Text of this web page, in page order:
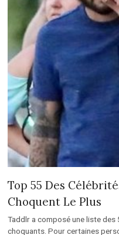
Top 55 Des
Choquent Le Plus
Taddlr a composé une liste
choquants. Pour certaines